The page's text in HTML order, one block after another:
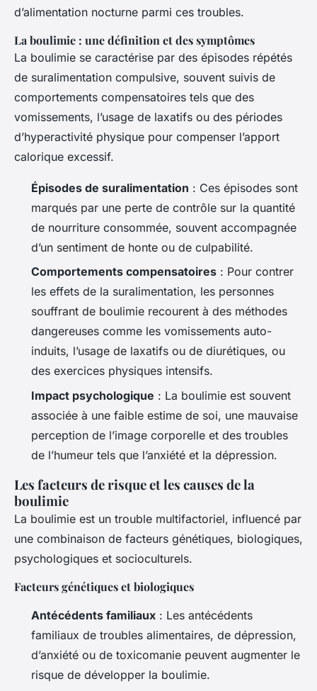
d’alimentation nocturne parmi ces troubles.
La boulimie : une définition et des symptômes
La boulimie se caractérise par des épisodes répétés
de suralimentation compulsive, souvent suivis de
comportements compensatoires tels que des
vomissements, l’usage de laxatifs ou des périodes
d’hyperactivité physique pour compenser l’apport
calorique excessif.
Épisodes de suralimentation : Ces épisodes sont
marqués par une perte de contrôle sur la quantité
de nourriture consommée, souvent accompagnée
d’un sentiment de honte ou de culpabilité.
Comportements compensatoires : Pour contrer
les effets de la suralimentation, les personnes
souffrant de boulimie recourent à des méthodes
dangereuses comme les vomissements auto-
induits, l’usage de laxatifs ou de diurétiques, ou
des exercices physiques intensifs.
Impact psychologique : La boulimie est souvent
associée à une faible estime de soi, une mauvaise
perception de l’image corporelle et des troubles
de l’humeur tels que l’anxiété et la dépression.
Les facteurs de risque et les causes de la
boulimie
La boulimie est un trouble multifactoriel, influencé par
une combinaison de facteurs génétiques, biologiques,
psychologiques et socioculturels.
Facteurs génétiques et biologiques
Antécédents familiaux : Les antécédents
familiaux de troubles alimentaires, de dépression,
d’anxiété ou de toxicomanie peuvent augmenter le
risque de développer la boulimie.